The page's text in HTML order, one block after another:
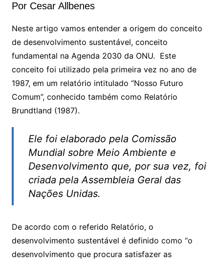
A
p
p
b
o
o
k
Li
n
k
Por Cesar Allbenes
Neste artigo vamos entender a origem do conceito
de desenvolvimento sustentável, conceito
fundamental na Agenda 2030 da ONU. Este
conceito foi utilizado pela primeira vez no ano de
1987, em um relatório intitulado “Nosso Futuro
Comum”, conhecido também como Relatório
Brundtland (1987).
Ele foi elaborado pela Comissão
Mundial sobre Meio Ambiente e
Desenvolvimento que, por sua vez, foi
criada pela Assembleia Geral das
Nações Unidas.
De acordo com o referido Relatório, o
desenvolvimento sustentável é de­finido como “o
desenvolvimento que procura satisfazer as